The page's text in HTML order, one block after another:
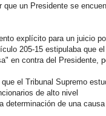
que un Presidente se
explícito para un juicio
205-15 estipulaba que
en contra del Presidente,
el Tribunal Supremo
de alto nivel
determinación de una causa